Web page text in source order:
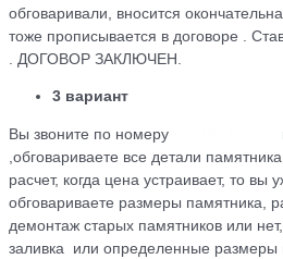
обговаривали, вносится
тоже прописывается в договоре .
. ДОГОВОР ЗАКЛЮЧЕН.
3 вариант
Вы звоните по номеру
,обговариваете все детали
расчет, когда цена устраивает, то вы
обговариваете размеры памятника,
демонтаж старых памятников или
заливка или определенные размеры